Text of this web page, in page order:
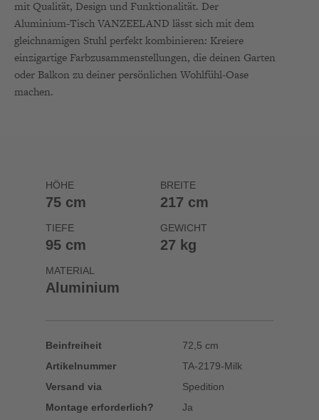
mit Qualität, Design und Funktionalität. Der
Aluminium-Tisch VANZEELAND lässt sich mit dem
gleichnamigen Stuhl perfekt kombinieren: Kreiere
einzigartige Farbzusammenstellungen, die deinen Garten
oder Balkon zu deiner persönlichen Wohlfühl-Oase
machen.
HÖHE
75 cm
BREITE
217 cm
TIEFE
95 cm
GEWICHT
27 kg
MATERIAL
Aluminium
Artikelnummer TA-2179-Milk
Montage erforderlich? Ja
Versand via Spedition
Beinfreiheit 72,5 cm